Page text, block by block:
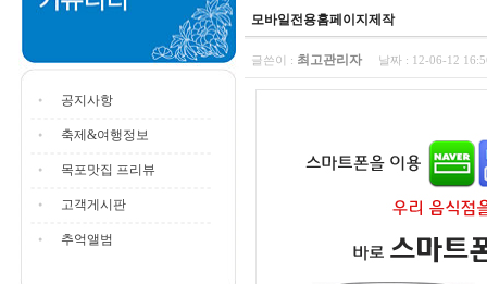
공지사항
축제&여행정보
목포맛집 프리뷰
고객게시판
추억앨범
모바일전용홈페이지제작
글쓴이 : 최고관리자 날짜 : 12-06-12